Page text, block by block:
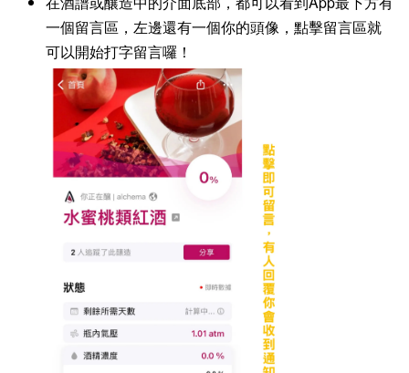
一個留言區，左邊還有一個你的頭像，點擊留言區就
可以開始打字留言囉！